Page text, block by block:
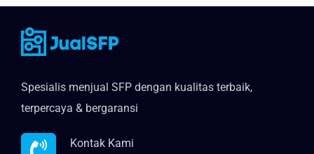
Spesialis menjual SFP dengan kualitas terbaik,
terpercaya & bergaransi
Kontak Kami